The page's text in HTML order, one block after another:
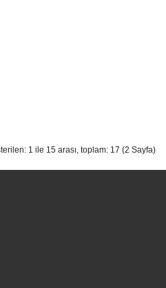
1 ile 15 arası, toplam: 17 (2 Sayfa)